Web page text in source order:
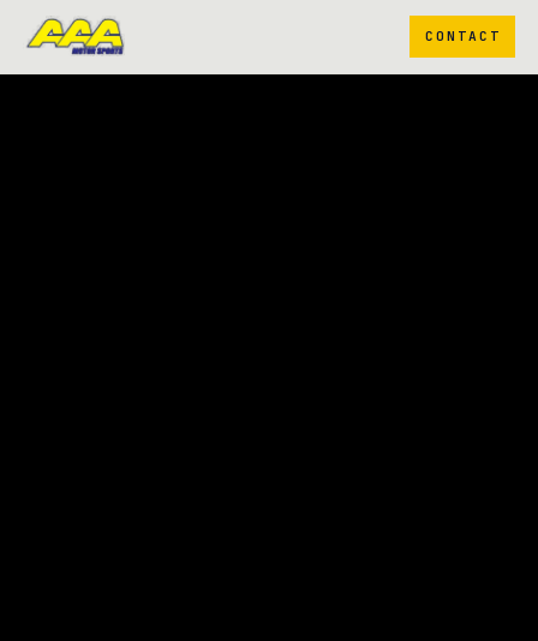
CONTACT